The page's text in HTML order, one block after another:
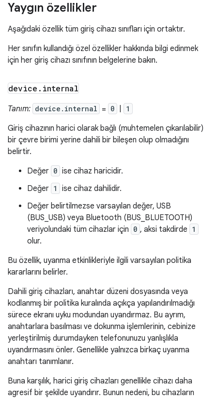
Yaygın özellikler
Aşağıdaki özellik tüm giriş cihazı sınıfları için ortaktır.
Her sınıfın kullandığı özel özellikler hakkında bilgi edinmek
için her giriş cihazı sınıfının belgelerine bakın.
device . internal
Tanım: device.internal = 0 1
Giriş cihazının harici olarak bağlı (muhtemelen çıkarılabilir)
bir çevre birimi yerine dahili bir bileşen olup olmadığını
belirtir.
Değer 0 ise cihaz haricidir.
Değer 1
ise cihaz dahilidir.
Değer belirtilmezse varsayılan değer, USB
(BUS_USB) veya Bluetooth (BUS_BLUETOOTH)
veriyolundaki tüm cihazlar için 0 , aksi takdirde 1
olur.
Bu özellik, uyanma etkinlikleriyle ilgili varsayılan politika
kararlarını belirler.
Dahili giriş cihazları, anahtar düzeni dosyasında veya
kodlanmış bir politika kuralında açıkça yapılandırılmadığı
sürece ekranı uyku modundan uyandırmaz. Bu ayrım,
anahtarlara basılması ve dokunma işlemlerinin, cebinize
yerleştirilmiş durumdayken telefonunuzu yanlışlıkla
uyandırmasını önler. Genellikle yalnızca birkaç uyanma
anahtarı tanımlanır.
Buna karşılık, harici giriş cihazları genellikle cihazı daha
agresif bir şekilde uyandırır. Bunun nedeni, bu cihazların